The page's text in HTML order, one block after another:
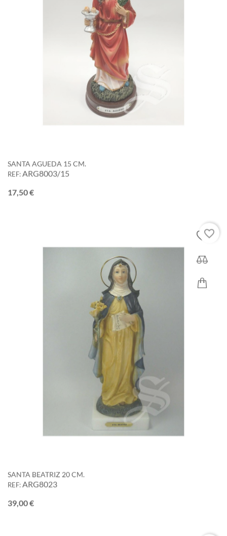
SANTA AGUEDA 15 CM.
REF: ARG8003/15
17,50 €Precio
SANTA BEATRIZ 20 CM.
REF: ARG8023
39,00 €Precio
favorite_border